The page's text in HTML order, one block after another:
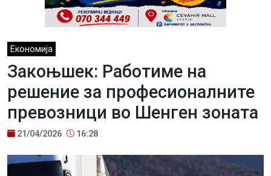
Економија
Закоњшек: Работиме на
решение за професионалните
превозници во Шенген зоната
21/04/2026 16:28